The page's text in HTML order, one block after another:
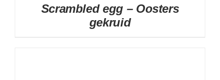
Scrambled egg – Oosters
gekruid